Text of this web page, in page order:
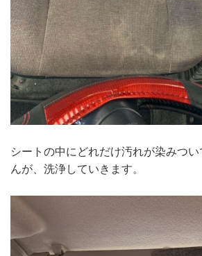
シートの中にどれだけ汚れが染みつ
んが、洗浄していきます。